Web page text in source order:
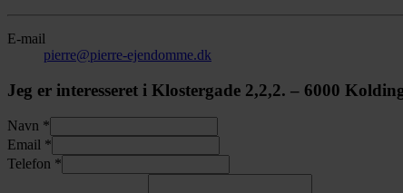
E-mail
pierre@pierre-ejendomme.dk
Jeg er interesseret i Klostergade 2,2,2. – 6000
Navn *
Email *
Telefon *